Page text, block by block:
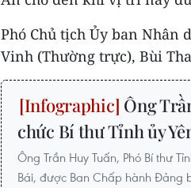
Phó Chủ tịch Ủy ban Nhân
Vinh (Thường trực), Bùi
Ông
chức Bí thư Tỉnh ủy
Ông Trần Huy Tuấn, Phó Bí thư
Bái, được Ban Chấp hành Đảng